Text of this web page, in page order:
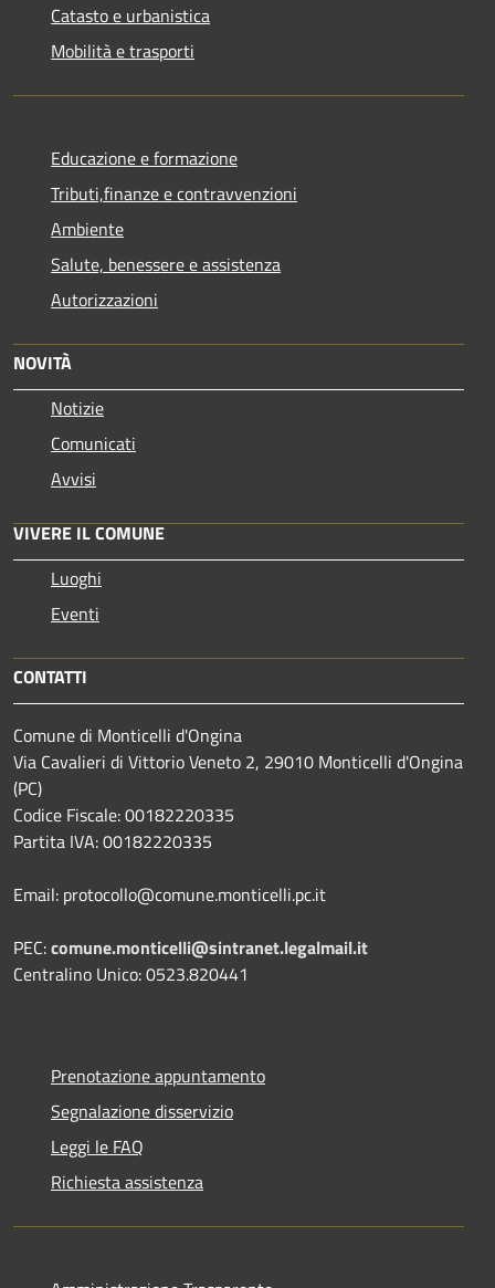
Catasto e urbanistica
Mobilità e trasporti
Educazione e formazione
Tributi,finanze e contravvenzioni
Ambiente
Salute, benessere e assistenza
Autorizzazioni
NOVITÀ
Notizie
Comunicati
Avvisi
VIVERE IL COMUNE
Luoghi
Eventi
CONTATTI
Comune di Monticelli d'Ongina
Via Cavalieri di Vittorio Veneto 2, 29010 Monticelli d'Ongina
(PC)
Codice Fiscale: 00182220335
Partita IVA: 00182220335
Email: protocollo@comune.monticelli.pc.it
PEC:comune.monticelli@sintranet.legalmail.it
Centralino Unico: 0523.820441
Prenotazione appuntamento
Segnalazione disservizio
Leggi le FAQ
Richiesta assistenza